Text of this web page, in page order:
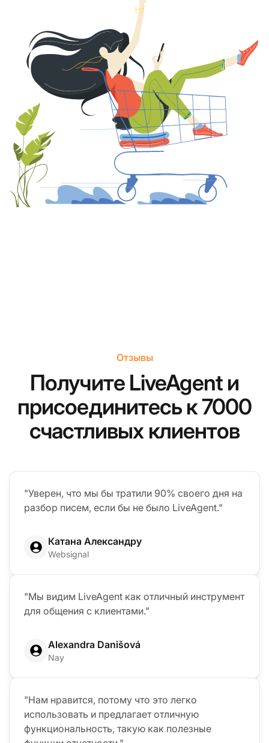
Отзывы
Получите LiveAgent и
присоединитесь к 7000
счастливых клиентов
"Уверен, что мы бы тратили 90% своего дня на
разбор писем, если бы не было LiveAgent."
Катана Александру
Websignal
"Мы видим LiveAgent как отличный инструмент
для общения с клиентами."
Alexandra Danišová
Nay
"Нам нравится, потому что это легко
использовать и предлагает отличную
функциональность, такую как полезные